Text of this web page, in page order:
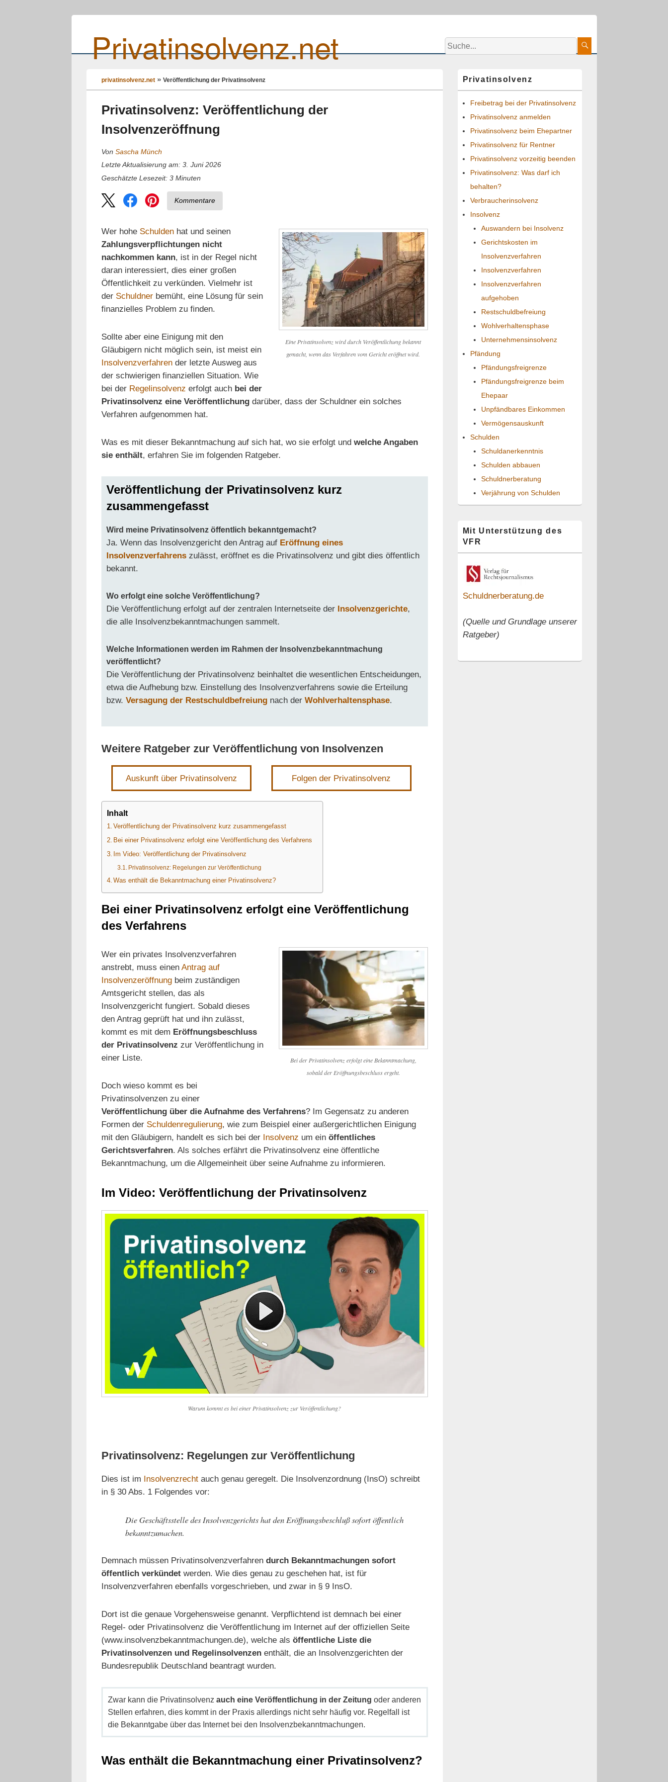
Privatinsolvenz.net Suche:
privatinsolvenz.net Veröffentlichung der Privatinsolvenz
Privatinsolvenz: Veröffentlichung der
Insolvenzeröffnung
Von Sascha Münch
Letzte Aktualisierung am: 3. Juni 2026
Geschätzte Lesezeit: 3 Minuten
Kommentare
Eine Privatinsolvenz wird durch Veröffentlichung bekannt
gemacht, wenn das Verfahren vom Gericht eröffnet wird.
Wer hohe Schuldenhat und seinen
Zahlungsverpflichtungen nicht
nachkommen kann, ist in der Regel nicht
daran interessiert, dies einer großen
Öffentlichkeit zu verkünden. Vielmehr ist
der Schuldnerbemüht, eine Lösung für sein
finanzielles Problem zu finden.
Sollte aber eine Einigung mit den
Gläubigern nicht möglich sein, ist meist ein
Insolvenzverfahrender letzte Ausweg aus
der schwierigen finanziellen Situation. Wie
bei der Regelinsolvenz erfolgt auch bei der
Privatinsolvenz eine Veröffentlichungdarüber, dass der Schuldner ein solches
Verfahren aufgenommen hat.
Was es mit dieser Bekanntmachung auf sich hat, wo sie erfolgt und welche Angaben
sie enthält, erfahren Sie im folgenden Ratgeber.
Veröffentlichung der Privatinsolvenz kurz
zusammengefasst
Wird meine Privatinsolvenz öffentlich bekanntgemacht?
Ja. Wenn das Insolvenzgericht den Antrag auf Eröffnung eines
Insolvenzverfahrenszulässt, eröffnet es die Privatinsolvenz und gibt dies öffentlich
bekannt.
Wo erfolgt eine solche Veröffentlichung?
Die Veröffentlichung erfolgt auf der zentralen Internetseite der Insolvenzgerichte,
die alle Insolvenzbekanntmachungen sammelt.
Welche Informationen werden im Rahmen der Insolvenzbekanntmachung
veröffentlicht?
Die Veröffentlichung der Privatinsolvenz beinhaltet die wesentlichen Entscheidungen,
etwa die Aufhebung bzw. Einstellung des Insolvenzverfahrens sowie die Erteilung
bzw. Versagung der Restschuldbefreiungnach der Wohlverhaltensphase.
Weitere Ratgeber zur Veröffentlichung von Insolvenzen
Auskunft über Privatinsolvenz Folgen der Privatinsolvenz
Inhalt
Veröffentlichung der Privatinsolvenz kurz zusammengefasst
Bei einer Privatinsolvenz erfolgt eine Veröffentlichung des Verfahrens
Im Video: Veröffentlichung der Privatinsolvenz
Privatinsolvenz: Regelungen zur Veröffentlichung
Was enthält die Bekanntmachung einer Privatinsolvenz?
Bei einer Privatinsolvenz erfolgt eine Veröffentlichung
des Verfahrens
Bei der Privatinsolvenz erfolgt eine Bekanntmachung,
sobald der Eröffnungsbeschluss ergeht.
Wer ein privates Insolvenzverfahren
anstrebt, muss einen Antrag auf
Insolvenzeröffnungbeim zuständigen
Amtsgericht stellen, das als
Insolvenzgericht fungiert. Sobald dieses
den Antrag geprüft hat und ihn zulässt,
kommt es mit dem Eröffnungsbeschluss
der Privatinsolvenz zur Veröffentlichung in
einer Liste.
Doch wieso kommt es bei
Privatinsolvenzen zu einer
Veröffentlichung über die Aufnahme des Verfahrens? Im Gegensatz zu anderen
Formen der Schuldenregulierung, wie zum Beispiel einer außergerichtlichen Einigung
mit den Gläubigern, handelt es sich bei der Insolvenz um ein öffentliches
Gerichtsverfahren. Als solches erfährt die Privatinsolvenz eine öffentliche
Bekanntmachung, um die Allgemeinheit über seine Aufnahme zu informieren.
Im Video: Veröffentlichung der Privatinsolvenz
Warum kommt es bei einer Privatinsolvenz zur Veröffentlichung?
Privatinsolvenz: Regelungen zur Veröffentlichung
Dies ist im Insolvenzrechtauch genau geregelt. Die Insolvenzordnung (InsO) schreibt
in § 30 Abs. 1 Folgendes vor:
Die Geschäftsstelle des Insolvenzgerichts hat den Eröffnungsbeschluß sofort öffentlich
bekanntzumachen.
Demnach müssen Privatinsolvenzverfahren durch Bekanntmachungen sofort
öffentlich verkündetwerden. Wie dies genau zu geschehen hat, ist für
Insolvenzverfahren ebenfalls vorgeschrieben, und zwar in § 9 InsO.
Dort ist die genaue Vorgehensweise genannt. Verpflichtend ist demnach bei einer
Regel- oder Privatinsolvenz die Veröffentlichung im Internet auf der offiziellen Seite
(www.insolvenzbekanntmachungen.de), welche als öffentliche Liste die
Privatinsolvenzen und Regelinsolvenzenenthält, die an Insolvenzgerichten der
Bundesrepublik Deutschland beantragt wurden.
Zwar kann die Privatinsolvenz auch eine Veröffentlichung in der Zeitung oder anderen
Stellen erfahren, dies kommt in der Praxis allerdings nicht sehr häufig vor. Regelfall ist
die Bekanntgabe über das Internet bei den Insolvenzbekanntmachungen.
Was enthält die Bekanntmachung einer Privatinsolvenz?
Seitenleisten-
Widgetbereich
Privatinsolvenz
Freibetrag bei der Privatinsolvenz
Privatinsolvenz anmelden
Privatinsolvenz beim Ehepartner
Privatinsolvenz für Rentner
Privatinsolvenz vorzeitig beenden
Privatinsolvenz: Was darf ich
behalten?
Verbraucherinsolvenz
Insolvenz
Auswandern bei Insolvenz
Gerichtskosten im
Insolvenzverfahren
Insolvenzverfahren
Insolvenzverfahren
aufgehoben
Restschuldbefreiung
Wohlverhaltensphase
Unternehmensinsolvenz
Pfändung
Pfändungsfreigrenze
Pfändungsfreigrenze beim
Ehepaar
Unpfändbares Einkommen
Vermögensauskunft
Schulden
Schuldanerkenntnis
Schulden abbauen
Schuldnerberatung
Verjährung von Schulden
Mit Unterstützung des
VFR
Schuldnerberatung.de
(Quelle und Grundlage unserer
Ratgeber)